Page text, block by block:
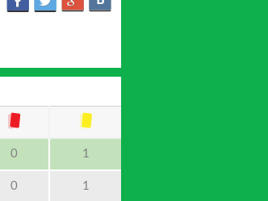
0 1
0 1